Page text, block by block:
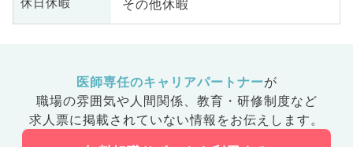
休日休暇 その他休暇
医師専任のキャリアパートナーが
職場の雰囲気や人間関係、 教育・研修制度など
求人票に掲載されていない情報をお伝えします。